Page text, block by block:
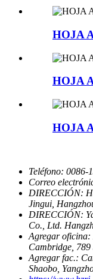
HOJA
HOJA
HOJA
Teléfono: 0086-
Correo
DIRECCIÓN:
Jingui,
DIRECCIÓN:
Co., Ltd.
Agregar oficina:
Cambridge,
Agregar fac.:
Shaobo,